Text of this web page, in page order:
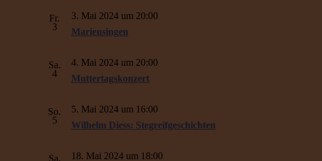
Fr.
3
Mariensingen
3. Mai 2024 um 20:00
Sa.
4
Muttertagskonzert
4. Mai 2024 um 20:00
So.
5
Wilhelm Diess: Stegreifgeschichten
5. Mai 2024 um 16:00
Sa.
18. Mai 2024 um 18:00